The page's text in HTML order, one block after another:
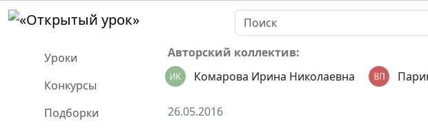
Уроки
Конкурсы
Подборки
Авторский коллектив:
Комарова Ирина Николаевна
26.05.2016